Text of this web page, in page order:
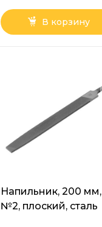
В корзину
Напильник, 200 мм,
№2, плоский, сталь